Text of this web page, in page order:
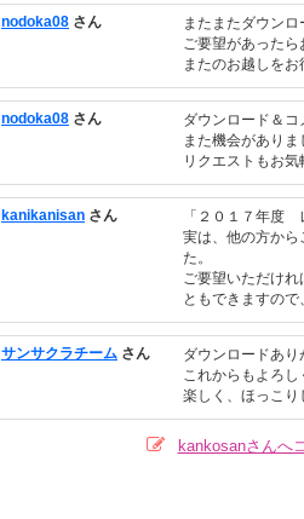
nodoka08 さん
またまたダウンロ
ご要望があった
またのお越しをお
nodoka08 さん
ダウンロード＆コ
また機会があり
リクエストもお気
kanikanisan さん
「２０１７年度
実は、他の方から
た。
ご要望いただけ
ともできますので
サンサクラチーム さん
ダウンロードあり
これからもよろし
楽しく、ほっこり
kankosanさんへ